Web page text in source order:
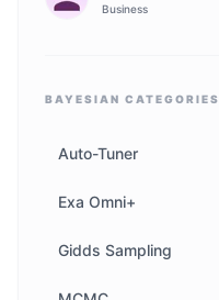
Business
BAYESIAN CATEGORIES
Auto-Tuner
Exa Omni+
Gidds Sampling